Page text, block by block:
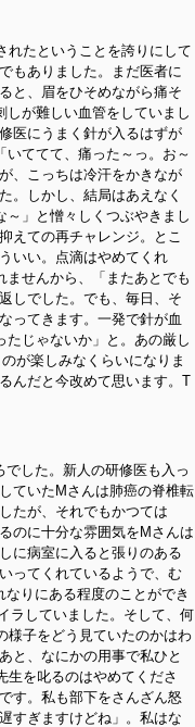
れたということを誇りにして
もありました。まだ医者に
と、眉をひそめながら痛そ
が難しい血管をしていまし
医にうまく針が入るはずが
ててて、痛った～っ。お～
、こっちは冷汗をかきなが
。しかし、結局はあえなく
」と憎々しくつぶやきまし
えての再チャレンジ。とこ
いい。点滴はやめてくれ
せんから、「またあとでも
しでした。でも、毎日、そ
ってきます。一発で針が血
じゃないか」と。あの厳し
が楽しみなくらいになりま
んだと今改めて思います。T
した。新人の研修医も入っ
ていたMさんは肺癌の脊椎転
たが、それでもかつては
のに十分な雰囲気をMさんは
に病室に入ると張りのある
ってくれているようで、む
りにある程度のことができ
ラしていました。そして、何
様子をどう見ていたのかはわ
と、なにかの用事で私ひと
生を叱るのはやめてくださ
す。私も部下をさんざん怒
すぎますけどね」。私はな